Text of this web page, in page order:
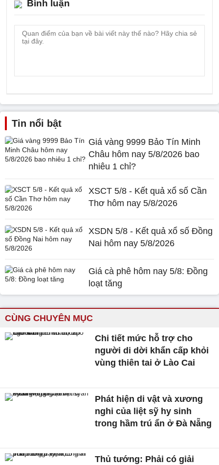
Bình luận
Tin nổi bật
Giá vàng 9999 Bảo Tín Minh
Châu hôm nay 5/8/2026 bao
nhiêu 1 chỉ?
XSCT 5/8 - Kết quả xổ số Cần
Thơ hôm nay 5/8/2026
XSDN 5/8 - Kết quả xổ số Đồng
Nai hôm nay 5/8/2026
Giá cà phê hôm nay 5/8: Đồng
loạt tăng
CÙNG CHUYÊN MỤC
Chi tiết mức hỗ trợ cho
người di dời khẩn cấp khỏi
vùng thiên tai ở Lào Cai
Phát hiện di vật và xương
nghi của liệt sỹ hy sinh
trong hầm trú ẩn ở Đà Nẵng
Thủ tướng: Phải có giải